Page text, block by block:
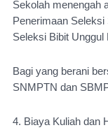
Sekolah menengah
Penerimaan
Seleksi Bibit
Bagi yang berani
SNMPTN dan
4. Biaya Kuliah dan